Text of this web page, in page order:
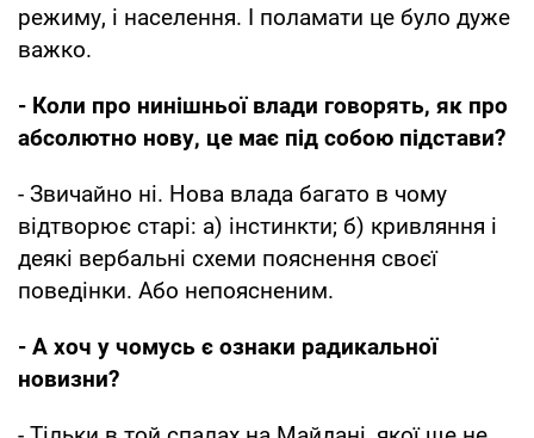
режиму, і населення. І поламати це було дуже
важко.
- Коли про нинішньої влади говорять, як про
абсолютно нову, це має під собою підстави?
- Звичайно ні. Нова влада багато в чому
відтворює старі: а) інстинкти; б) кривляння і
деякі вербальні схеми пояснення своєї
поведінки. Або непоясненим.
- А хоч у чомусь є ознаки радикальної
новизни?